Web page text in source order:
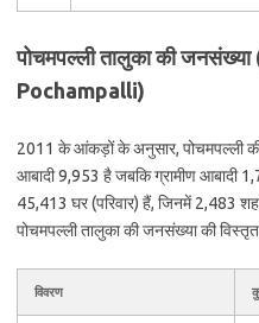
पोचमपल्ली तालुका की
Pochampalli)
2011 के आंकड़ों के अनुसार, पोचमपल्ली
आबादी 9,953 है जबकि ग्रामीण आबादी
45,413 घर (परिवार) हैं, जिनमें 2,483
पोचमपल्ली तालुका की जनसंख्या की विस्तृत
विवरण